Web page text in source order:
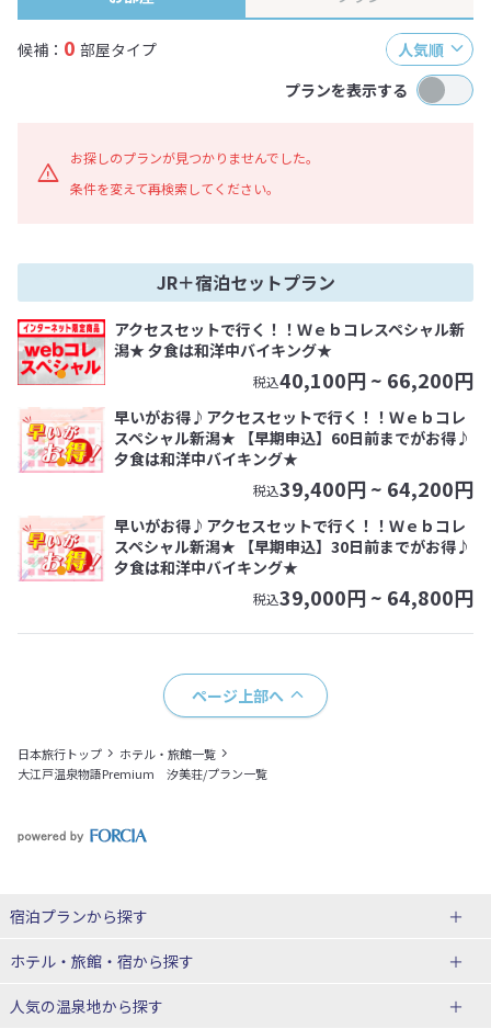
候補： 0 部屋タイプ
人気順
プランを表示する
お探しのプランが見つかりませんでした。
条件を変えて再検索してください。
JR＋宿泊セットプラン
アクセスセットで行く！！Ｗｅｂコレスペシャル新
潟★ 夕食は和洋中バイキング★
税込40,100円 ~ 66,200円
早いがお得♪アクセスセットで行く！！Ｗｅｂコレ
スペシャル新潟★ 【早期申込】60日前までがお得♪
夕食は和洋中バイキング★
税込39,400円 ~ 64,200円
早いがお得♪アクセスセットで行く！！Ｗｅｂコレ
スペシャル新潟★ 【早期申込】30日前までがお得♪
夕食は和洋中バイキング★
税込39,000円 ~ 64,800円
ページ上部へ
日本旅行トップ
ホテル・旅館一覧
大江戸温泉物語Premium 汐美荘/プラン一覧
宿泊プランから探す
北海道
東北
ホテル・旅館・宿から探す
北海道ホテル・旅館
人気の温泉地から探す